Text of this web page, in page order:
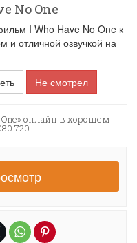
No One
I Who Have No One к
и отличной озвучкой на
Не смотрел
онлайн в хорошем
720